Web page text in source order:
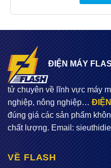
Nguồn điện tiêu thụ: 220
Tốc độ trục chính: 2850
Cửa nạp liệu: 2 cửa
Năng suất: 600 – 700
Nguyên liệu đầu vào:
Độ ẩm < 10%
Sản phẩm đầu ra: Hạt
ngô
Kích thước đóng gói
600 (mm)
ĐIỆN MÁY
tử chuyên về lĩnh vực máy
nghiệp, nông nghiệp…
đúng giá các sản phẩm
chất lượng. Email:
VỀ FLASH